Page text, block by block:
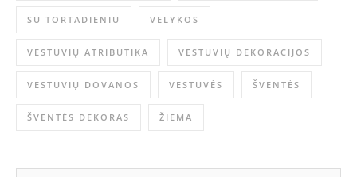
SU TORTADIENIU VELYKOS
VESTUVIŲ ATRIBUTIKA VESTUVIŲ DEKORACIJOS
VESTUVIŲ DOVANOS VESTUVĖS ŠVENTĖS
ŠVENTĖS DEKORAS ŽIEMA